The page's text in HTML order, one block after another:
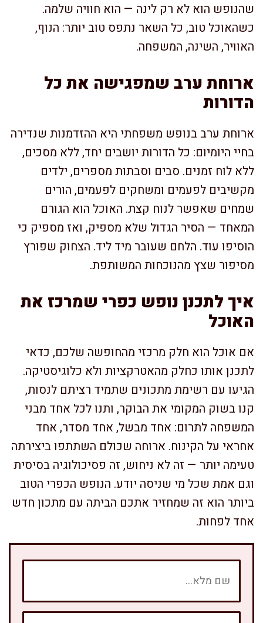
שהנופש הוא לא רק לינה — הוא חוויה שלמה.
כשהאוכל טוב, כל השאר נתפס טוב יותר: הנוף,
האוויר, השינה, המשפחה.
ארוחת ערב שמפגישה את כל
הדורות
ארוחת ערב בנופש משפחתי היא ההזדמנות שנדירה
בחיי היומיום: כל הדורות יושבים יחד, ללא מסכים,
ללא לוח זמנים. סבים וסבתות מספרים, ילדים
מקשיבים לפעמים ומשחקים לפעמים, הורים
שמחים שאפשר לנוח קצת. האוכל הוא הגורם
המאחד — הסיר הגדול שלא מספיק, ואז מספיק כי
הוסיפו עוד. הלחם שעובר מיד ליד. הצחוק שפורץ
מסיפור שצץ מהנוכחות המשותפת.
איך לתכנן נופש כפרי שמרכז את
האוכל
אם אוכל הוא חלק מרכזי מהחופשה שלכם, כדאי
לתכנן אותו כחלק מהאטרקציות ולא כלוגיסטיקה.
הגיעו עם רשימת מתכונים שתמיד רציתם לנסות,
קנו בשוק המקומי את הבוקר, ותנו לכל אחד מבני
המשפחה לתרום: אחד מבשל, אחד מסדר, אחד
אחראי על הקינוח. ארוחה שכולם השתתפו ביצירתה
טעימה יותר — זה לא ניחוש, זה פסיכולוגיה בסיסית
וגם אמת שכל מי שניסה יודע. הנופש הכפרי הטוב
ביותר הוא זה שמחזיר אתכם הביתה עם מתכון חדש
אחד לפחות.